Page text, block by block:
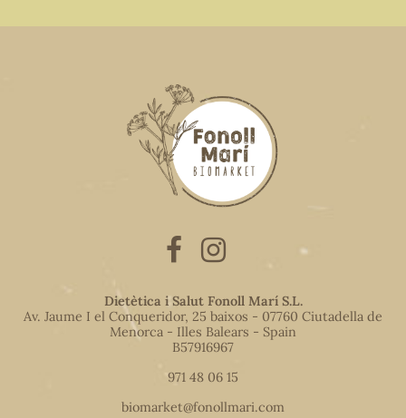
Dietètica i Salut Fonoll Marí S.L.
Av. Jaume I el Conqueridor, 25 baixos - 07760 Ciutadella de
Menorca - Illes Balears - Spain
B57916967
971 48 06 15
biomarket@fonollmari.com